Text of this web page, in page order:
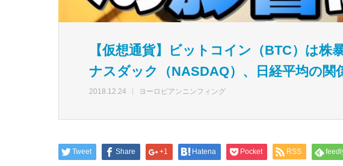
【仮想通貨】ビットコイン（BTC）は株
ナスダック（NASDAQ）、日経平均の関
2018.12.24 ヨーロピアンニンフィング
Tweet Share +1 Hatena Pocket RSS